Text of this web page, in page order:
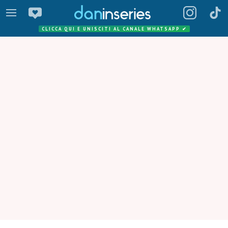
CLICCA QUI E UNISCITI AL CANALE WHATSAPP ✔